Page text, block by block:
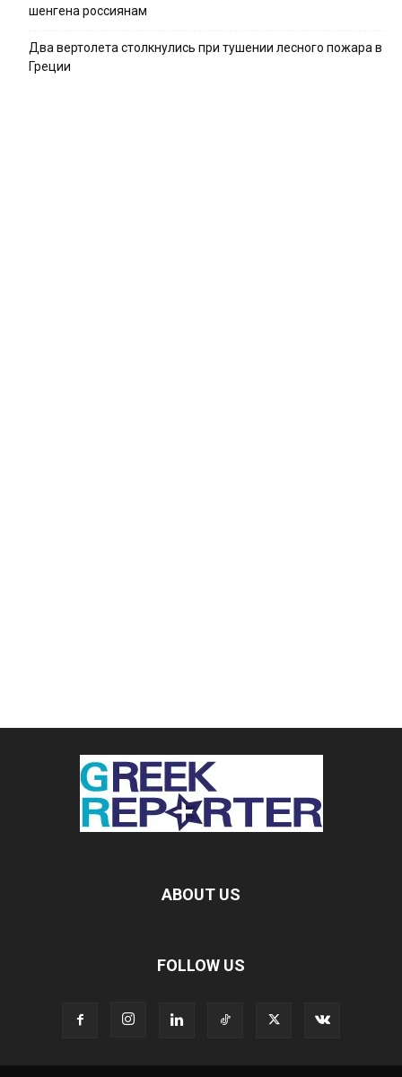
шенгена россиянам
Два вертолета столкнулись при тушении лесного пожара в
Греции
ABOUT US
FOLLOW US